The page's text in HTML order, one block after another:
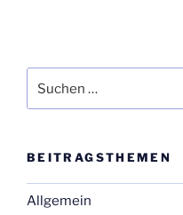
de­
rung
sem
Jahr
ging
nach:
BEI­TRAGS­THE­MEN
Allgemein